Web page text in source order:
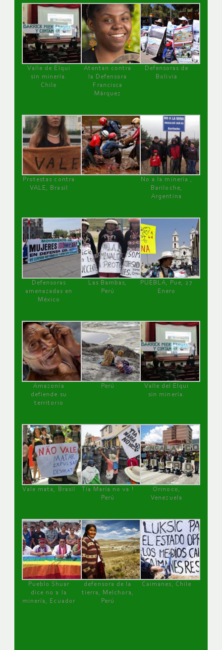
Valle de Elqui
sin minería.
Chile
Atentan contra
la Defensora
Francisca
Márquez
Defensoras de
Bolivia
Protestas contra
VALE, Brasil
No a la minería ,
Bariloche,
Argentina
Defensoras
amenazadas en
México
Las Bambas,
Perú
PUEBLA, Pue, 27
Enero
Amazonía
defiende su
territorio
Perú
Valle del Elqui
sin minería.
Vale mata, Brasil
Tía María no va !
Perú
Orinoco,
Venezuela
Pueblo Shuar
dice no a la
minería, Ecuador
defensora de la
tierra, Melchora,
Perú
Caimanes, Chile